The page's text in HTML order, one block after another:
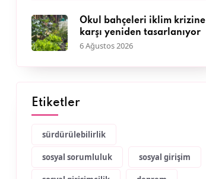
Okul bahçeleri iklim krizine
karşı yeniden tasarlanıyor
6 Ağustos 2026
Etiketler
sürdürülebilirlik
sosyal sorumluluk sosyal girişim